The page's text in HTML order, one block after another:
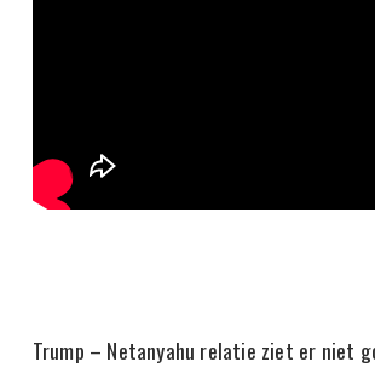
Trump – Netanyahu relatie ziet er niet